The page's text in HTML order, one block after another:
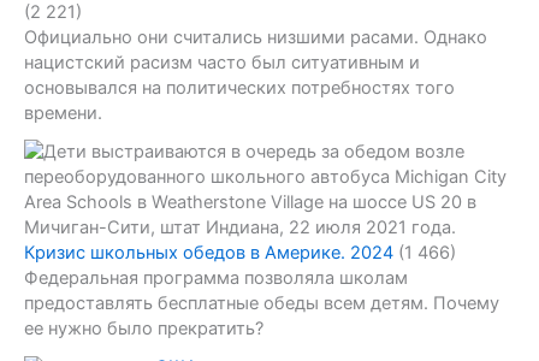
(2 221)
Официально они считались низшими расами. Однако
нацистский расизм часто был ситуативным и
основывался на политических потребностях того
времени.
Кризис школьных обедов в Америке. 2024 (1 466)
Федеральная программа позволяла школам
предоставлять бесплатные обеды всем детям. Почему
ее нужно было прекратить?